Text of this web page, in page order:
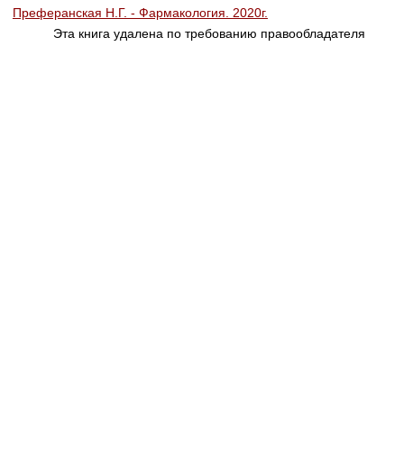
Преферанская Н.Г. - Фармакология. 2020г.
Эта книга удалена по требованию правообладателя